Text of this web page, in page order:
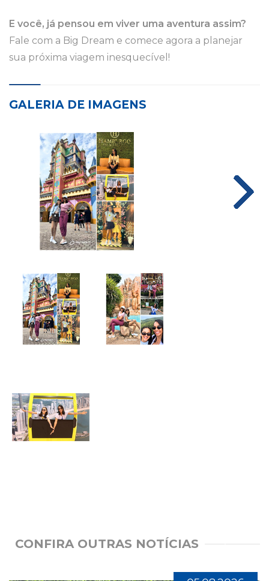
E você, já pensou em viver uma aventura assim?
Fale com a Big Dream e comece agora a planejar
sua próxima viagem inesquecível!
GALERIA DE IMAGENS
CONFIRA OUTRAS NOTÍCIAS